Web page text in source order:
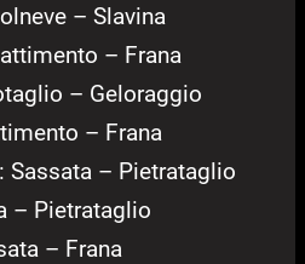
– Slavina
– Frana
– Geloraggio
– Frana
: Sassata – Pietrataglio
– Pietrataglio
– Frana